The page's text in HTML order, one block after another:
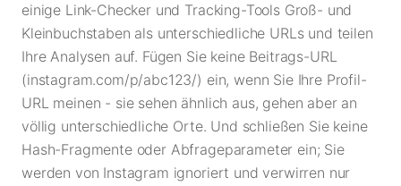
einige Link-Checker und Tracking-Tools Groß- und
Kleinbuchstaben als unterschiedliche URLs und teilen
Ihre Analysen auf. Fügen Sie keine Beitrags-URL
(instagram.com/p/abc123/) ein, wenn Sie Ihre Profil-
URL meinen - sie sehen ähnlich aus, gehen aber an
völlig unterschiedliche Orte. Und schließen Sie keine
Hash-Fragmente oder Abfrageparameter ein; Sie
werden von Instagram ignoriert und verwirren nur